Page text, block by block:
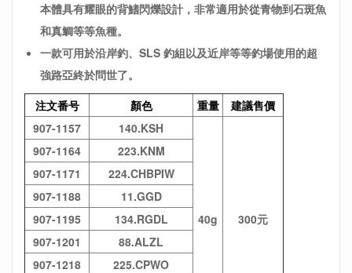
本體具有耀眼的背鰭閃爍設計，非常適用於從青物到石斑魚
和真鯛等等魚種。
一款可用於沿岸釣、SLS 釣組以及近岸等等釣場使用的超
強路亞終於問世了。
注文番号
顏色 重量
建議售價
907-1157
140.KSH
40g 300元
907-1164
223.KNM
907-1171
224.CHBPIW
907-1188
11.GGD
907-1195
134.RGDL
907-1201
88.ALZL
907-1218
225.CPWO